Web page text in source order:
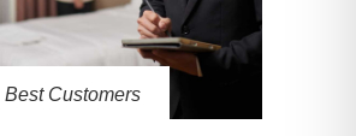
Best Customers